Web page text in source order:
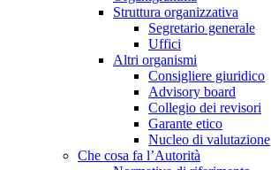
Struttura organizzativa
Segretario generale
Uffici
Altri organismi
Consigliere giuridico
Advisory board
Collegio dei revisori
Garante etico
Nucleo di valutazione
Che cosa fa l’Autorità